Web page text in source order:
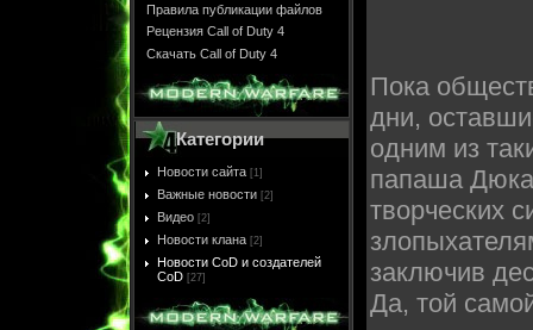
Правила публикации файлов
Рецензия Call of Duty 4
Скачать Call of Duty 4
Категории
Новости сайта [1]
Важные новости [2]
Видео [2]
Новости клана [2]
Новости CoD и создателей
CoD [27]
Пока
дни,
одним из
папаша
творческих
заключив
Да, той